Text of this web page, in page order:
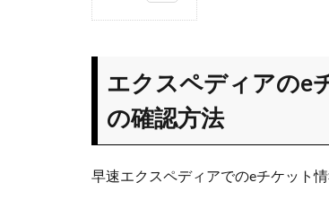
ディ
eチ
ケッ
トは
エクスペディアのe
の確認方法
早速エクスペディアでのeチケット